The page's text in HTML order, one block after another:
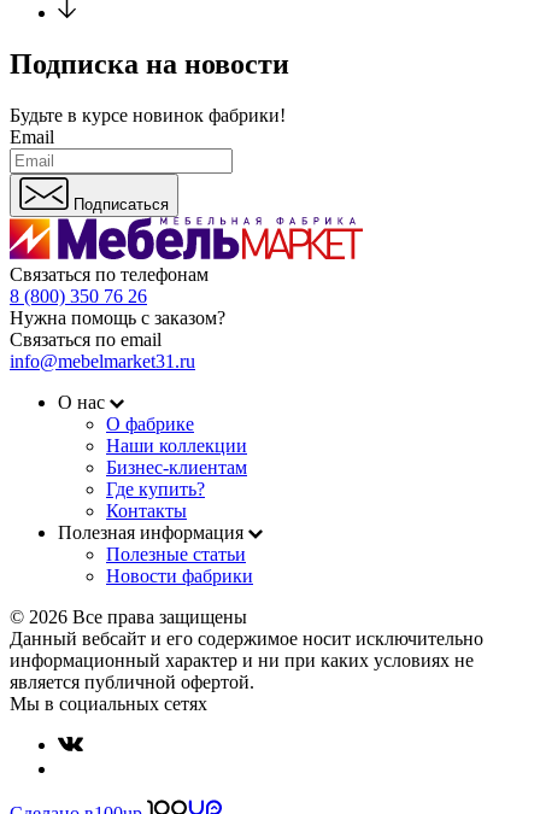
Подписка на новости
Будьте в курсе новинок фабрики!
Email
Подписаться
Связаться по телефонам
8 (800) 350 76 26
Нужна помощь с заказом?
Связаться по email
info@mebelmarket31.ru
О нас
О фабрике
Наши коллекции
Бизнес-клиентам
Где купить?
Контакты
Полезная информация
Полезные статьи
Новости фабрики
© 2026 Все права защищены
Данный вебсайт и его содержимое носит исключительно
информационный характер и ни при каких условиях не
является публичной офертой.
Мы в социальных сетях